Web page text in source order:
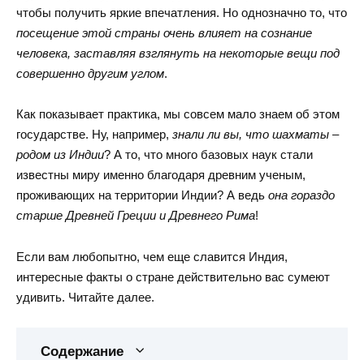
чтобы получить яркие впечатления. Но однозначно то, что
посещение этой страны очень влияет на сознание
человека, заставляя взглянуть на некоторые вещи под
совершенно другим углом.
Как показывает практика, мы совсем мало знаем об этом
государстве. Ну, например, знали ли вы, что шахматы –
родом из Индии? А то, что много базовых наук стали
известны миру именно благодаря древним ученым,
проживающих на территории Индии? А ведь она гораздо
старше Древней Греции и Древнего Рима!
Если вам любопытно, чем еще славится Индия,
интересные факты о стране действительно вас сумеют
удивить. Читайте далее.
Содержание